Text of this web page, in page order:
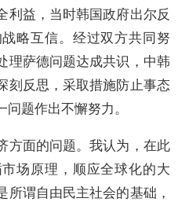
利益，当时韩国政府出尔反
略互信。经过双方共同努
理萨德问题达成共识，中韩
刻反思，采取措施防止事态
题作出不懈努力。
方面的问题。我认为，在此
场原理，顺应全球化的大
所谓自由民主社会的基础，